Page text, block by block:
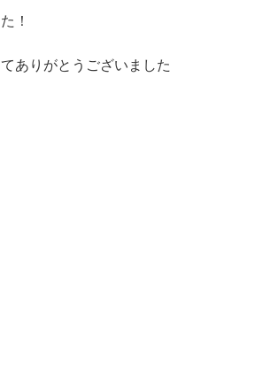
！
ありがとうございました